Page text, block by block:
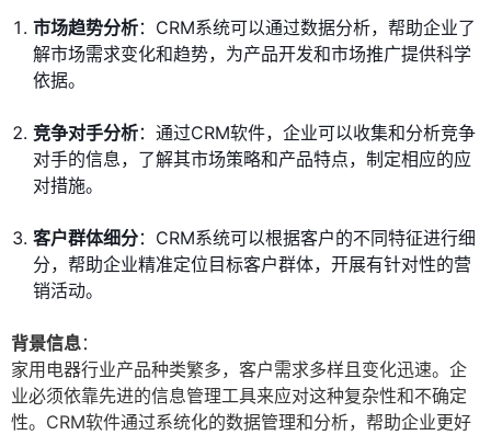
市场趋势分析：CRM系统可以通过数据分析，帮助企业了
解市场需求变化和趋势，为产品开发和市场推广提供科学
依据。
竞争对手分析：通过CRM软件，企业可以收集和分析竞争
对手的信息，了解其市场策略和产品特点，制定相应的应
对措施。
客户群体细分：CRM系统可以根据客户的不同特征进行细
分，帮助企业精准定位目标客户群体，开展有针对性的营
销活动。
背景信息：
家用电器行业产品种类繁多，客户需求多样且变化迅速。企
业必须依靠先进的信息管理工具来应对这种复杂性和不确定
性。CRM软件通过系统化的数据管理和分析，帮助企业更好